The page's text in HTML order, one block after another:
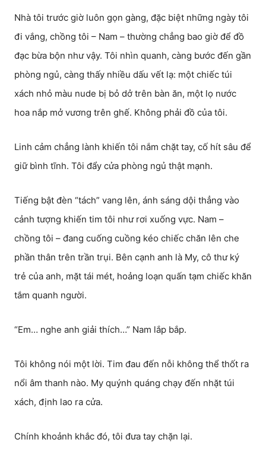
Nhà tôi trước giờ luôn gọn gàng, đặc biệt những ngày tôi
đi vắng, chồng tôi – Nam – thường chẳng bao giờ để đồ
đạc bừa bộn như vậy. Tôi nhìn quanh, càng bước đến gần
phòng ngủ, càng thấy nhiều dấu vết lạ: một chiếc túi
xách nhỏ màu nude bị bỏ dở trên bàn ăn, một lọ nước
hoa nắp mở vương trên ghế. Không phải đồ của tôi.
Linh cảm chẳng lành khiến tôi nắm chặt tay, cố hít sâu để
giữ bình tĩnh. Tôi đẩy cửa phòng ngủ thật mạnh.
Tiếng bật đèn “tách” vang lên, ánh sáng dội thẳng vào
cảnh tượng khiến tim tôi như rơi xuống vực. Nam –
chồng tôi – đang cuống cuồng kéo chiếc chăn lên che
phần thân trên trần trụi. Bên cạnh anh là My, cô thư ký
trẻ của anh, mặt tái mét, hoảng loạn quấn tạm chiếc khăn
tắm quanh người.
“Em… nghe anh giải thích…” Nam lắp bắp.
Tôi không nói một lời. Tim đau đến nỗi không thể thốt ra
nổi âm thanh nào. My quýnh quáng chạy đến nhặt túi
xách, định lao ra cửa.
Chính khoảnh khắc đó, tôi đưa tay chặn lại.